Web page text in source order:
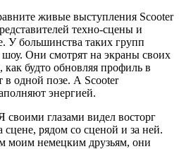
живые выступления Scooter
техно-сцены и
У большинства таких групп
Они смотрят на экраны своих
будто обновляя профиль в
в одной позе. А Scooter
энергией.
своими глазами видел восторг
рядом со сценой и за ней.
моим немецким друзьям, они